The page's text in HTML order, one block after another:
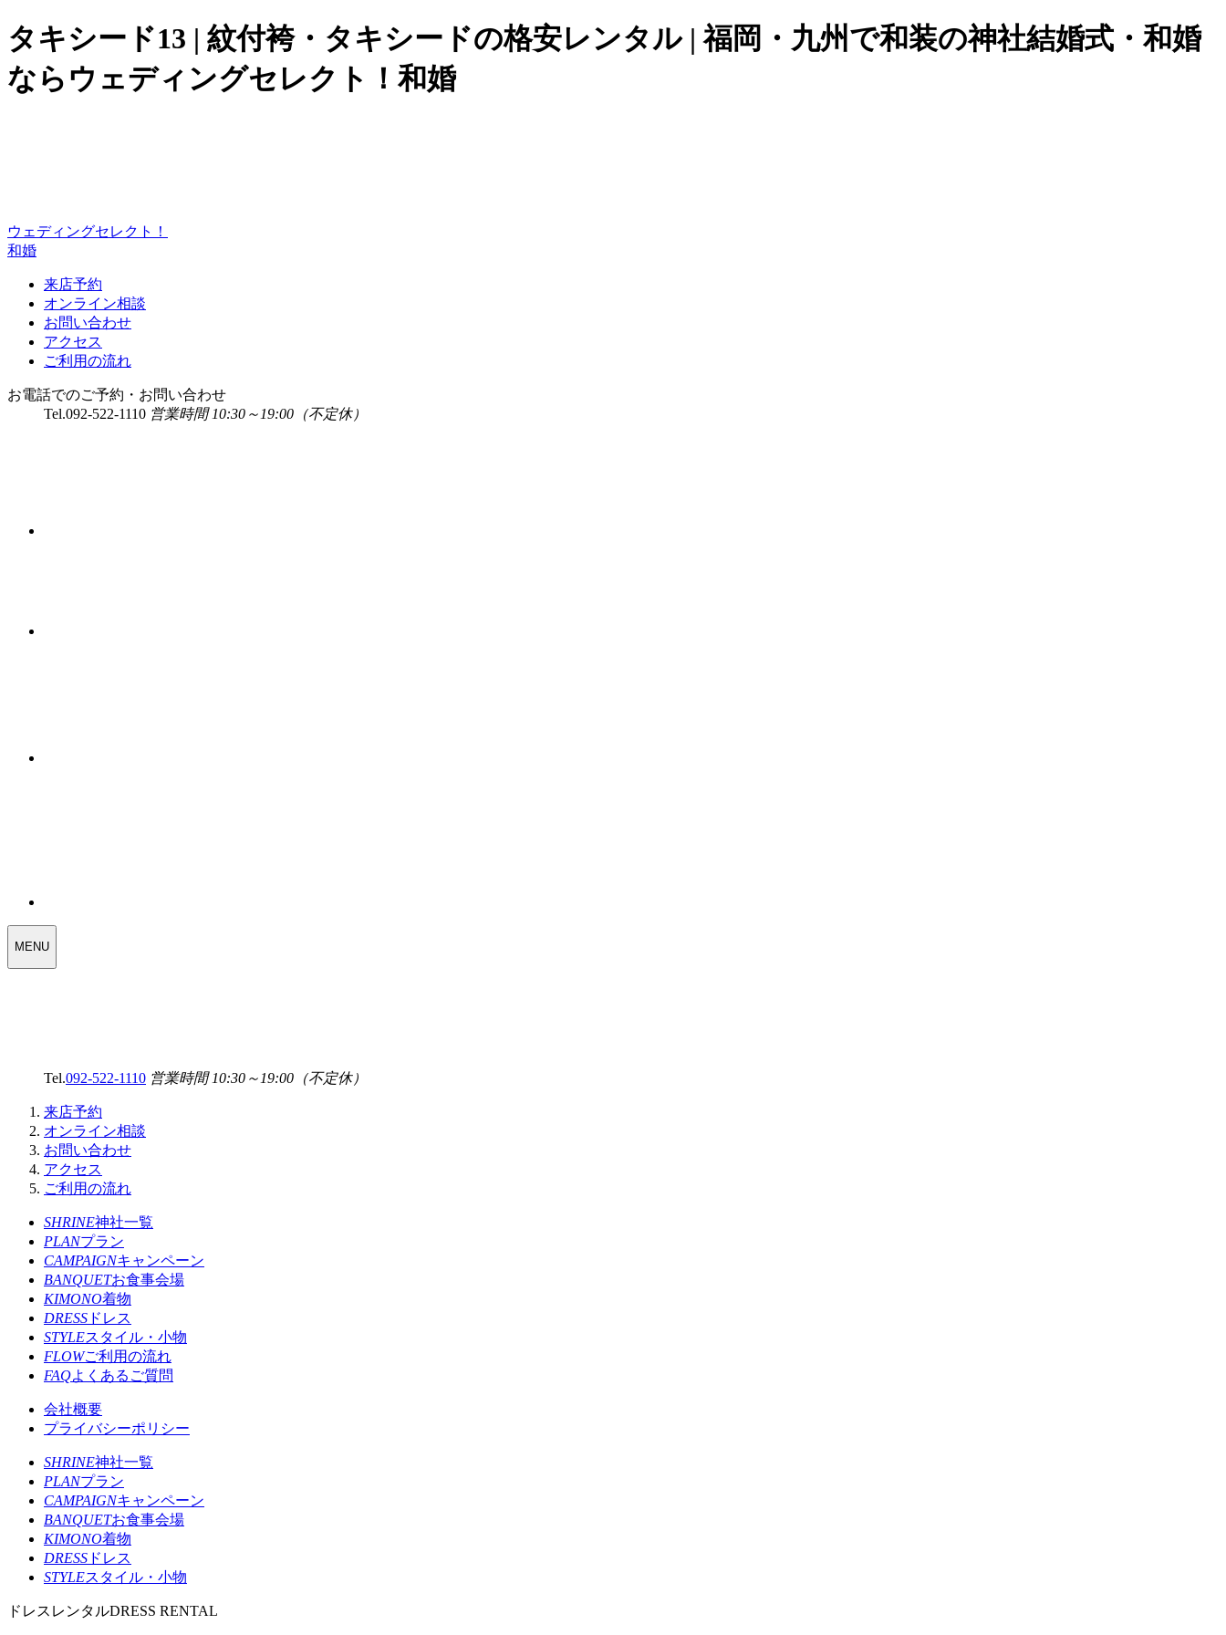
タキシード13 | 紋付袴・タキシードの格安レンタル | 福岡・九州で和装の神社結婚式・和婚
ならウェディングセレクト！和婚
ウェディングセレクト！
和婚
来店予約
オンライン相談
お問い合わせ
アクセス
ご利用の流れ
お電話でのご予約・お問い合わせ
Tel.092-522-1110 営業時間 10:30～19:00（不定休）
SELECT
MENU
Tel.092-522-1110 営業時間 10:30～19:00（不定休）
来店予約
オンライン相談
お問い合わせ
アクセス
ご利用の流れ
SHRINE神社一覧
PLANプラン
CAMPAIGNキャンペーン
BANQUETお食事会場
KIMONO着物
DRESS ドレス
STYLEスタイル・小物
FLOWご利用の流れ
FAQよくあるご質問
会社概要
プライバシーポリシー
SHRINE神社一覧
PLANプラン
CAMPAIGNキャンペーン
BANQUETお食事会場
KIMONO着物
DRESS ドレス
STYLEスタイル・小物
ドレスレンタルDRESS RENTAL